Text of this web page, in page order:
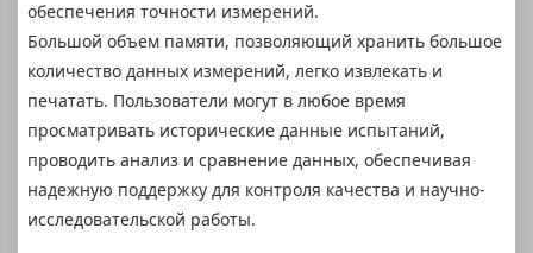
обеспечения точности измерений.
Большой объем памяти, позволяющий хранить большое
количество данных измерений, легко извлекать и
печатать. Пользователи могут в любое время
просматривать исторические данные испытаний,
проводить анализ и сравнение данных, обеспечивая
надежную поддержку для контроля качества и научно-
исследовательской работы.